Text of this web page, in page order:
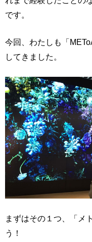
です。
今回、わたしも「
してきました。
まずはその１つ、「メ
う！